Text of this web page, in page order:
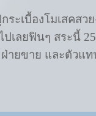
ะเบื้องโมเสคสว
เลยฟินๆ สระนี้
ายขาย และตัวแ